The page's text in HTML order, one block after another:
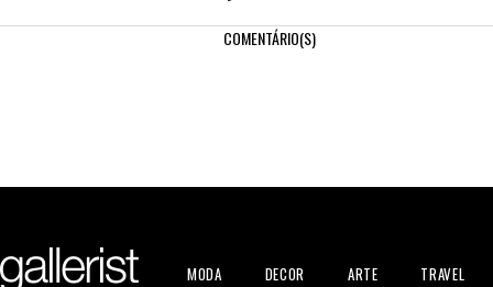
COMENTÁRIO(S)
MODA DECOR ARTE TRAVEL